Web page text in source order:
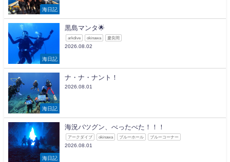
海日記
海日記
黒島マンタ🌟
arkdive okinawa 慶良間
2026.08.02
海日記
ナ・ナ・ナント！
2026.08.01
海日記
海況バツグン、べったべた！！！
アークダイブ okinawa ブルーホール ブルーコーナー
2026.08.01